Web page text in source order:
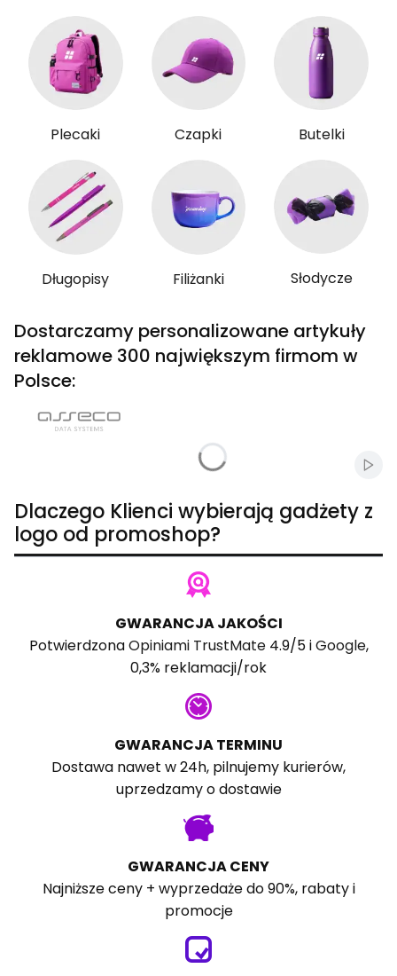
Plecaki Czapki Butelki
Długopisy Filiżanki Słodycze
Dostarczamy personalizowane artykuły
reklamowe 300 największym firmom w
Polsce:
Dlaczego Klienci wybierają gadżety z
logo od promoshop?
GWARANCJA JAKOŚCI
PotwierdzonaOpiniami TrustMate4.9/5 iGoogle,
0,3% reklamacji/rok
GWARANCJA TERMINU
Dostawa nawet w 24h, pilnujemy kurierów,
uprzedzamy o dostawie
GWARANCJA CENY
Najniższe ceny + wyprzedaże do 90%, rabaty i
promocje